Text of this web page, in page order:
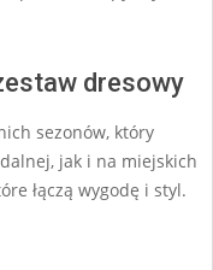
dresowy
sezonów, który
jak i na miejskich
łączą wygodę i styl.